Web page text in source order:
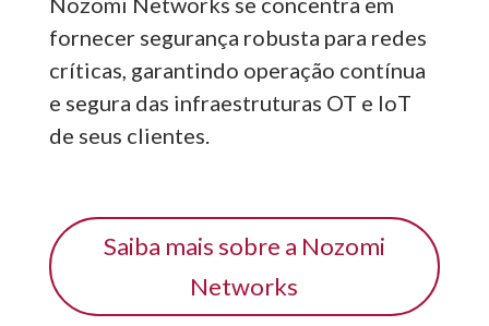
fornecer segurança robusta para redes
críticas, garantindo operação contínua
e segura das infraestruturas OT e IoT
de seus clientes.
Saiba mais sobre a Nozomi
Networks